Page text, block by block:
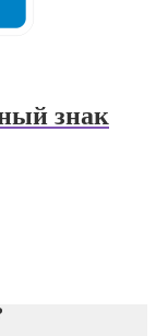
знак